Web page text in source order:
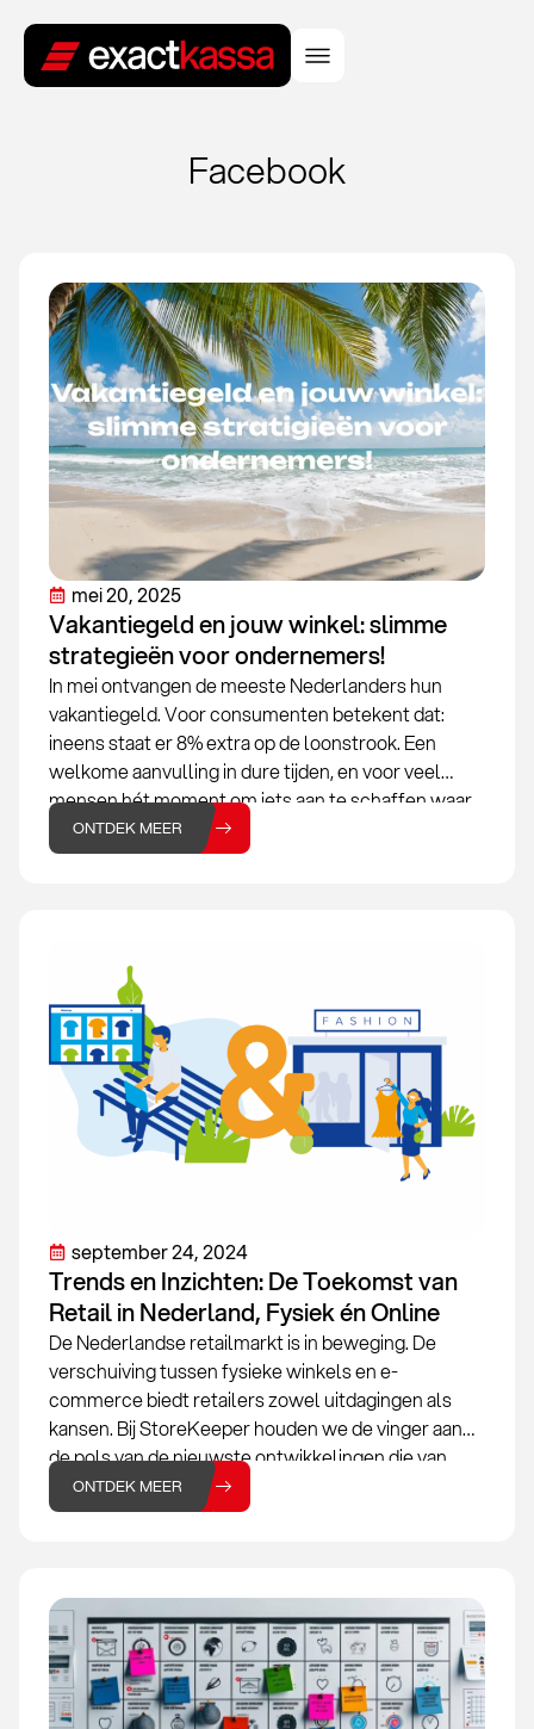
Facebook
mei 20, 2025
Vakantiegeld en jouw winkel: slimme
strategieën voor ondernemers!
In mei ontvangen de meeste Nederlanders hun
vakantiegeld. Voor consumenten betekent dat:
ineens staat er 8% extra op de loonstrook. Een
welkome aanvulling in dure tijden, en voor veel
mensen hét moment om iets aan te schaffen waar
ze eerder mee wachtten. Van een nieuwe barbecue
tot een paar sneakers
ONTDEK MEER
september 24, 2024
Trends en Inzichten: De Toekomst van
Retail in Nederland, Fysiek én Online
De Nederlandse retailmarkt is in beweging. De
verschuiving tussen fysieke winkels en e-
commerce biedt retailers zowel uitdagingen als
kansen. Bij StoreKeeper houden we de vinger aan
de pols van de nieuwste ontwikkelingen die van
invloed zijn op jouw onderneming. Of je nu een
fysieke winkel hebt, een webshop runt, of
ONTDEK MEER